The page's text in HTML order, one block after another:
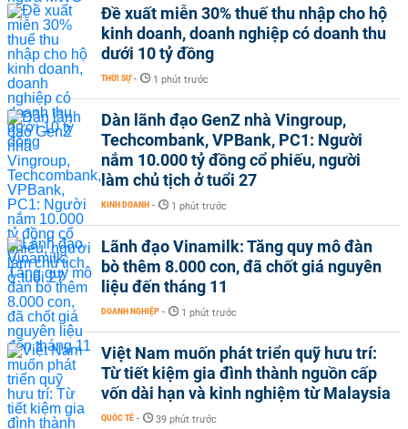
Đề xuất miễn 30% thuế thu nhập cho hộ
kinh doanh, doanh nghiệp có doanh thu
dưới 10 tỷ đồng
THỜI SỰ - 1 phút trước
Dàn lãnh đạo GenZ nhà Vingroup,
Techcombank, VPBank, PC1: Người
nắm 10.000 tỷ đồng cổ phiếu, người
làm chủ tịch ở tuổi 27
KINH DOANH - 1 phút trước
Lãnh đạo Vinamilk: Tăng quy mô đàn
bò thêm 8.000 con, đã chốt giá nguyên
liệu đến tháng 11
DOANH NGHIỆP - 1 phút trước
Việt Nam muốn phát triển quỹ hưu trí:
Từ tiết kiệm gia đình thành nguồn cấp
vốn dài hạn và kinh nghiệm từ Malaysia
QUỐC TẾ - 39 phút trước